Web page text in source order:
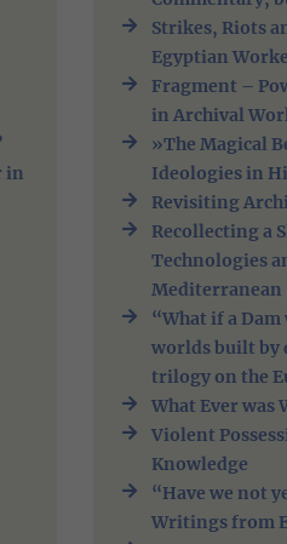
in
Strikes, Riots
Egyptian
Fragment –
in Archival
»The Magical
Ideologies in
Revisiting
Recollecting a
Technologies
Mediterranean
“What if a
worlds built by
trilogy on the
What Ever was
Violent
Knowledge
“Have we not
Writings from